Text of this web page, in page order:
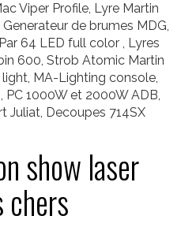
Viper Profile, Lyre Martin
de brumes MDG,
64 LED full color , Lyres
600, Strob Atomic Martin
MA-Lighting console,
1000W et 2000W ADB,
Juliat, Decoupes 714SX
show laser
chers